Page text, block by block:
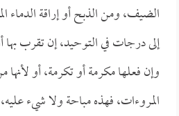
الضيف، ومن الذبح أو إراقة الدماء
إلى درجات في التوحيد، إن تقرب بها
وإن فعلها مكرمة أو تكرمة، أو
المروءات، فهذه مباحة ولا شيء